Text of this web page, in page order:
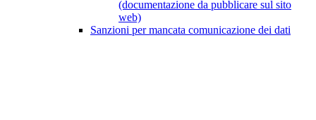
(documentazione da pubblicare sul sito
web)
Sanzioni per mancata comunicazione dei dati